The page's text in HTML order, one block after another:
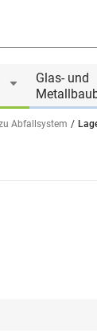
Glas- und
Abfallsystem